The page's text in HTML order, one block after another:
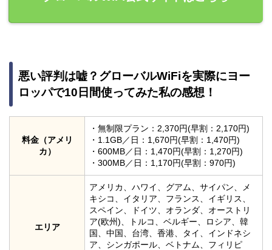
悪い評判は嘘？グローバルWiFiを実際にヨー
ロッパで10日間使ってみた私の感想！
料金（アメリ
カ）
・無制限プラン：2,370円(早割：2,170円)
・1.1GB／日：1,670円(早割：1,470円)
・600MB／日：1,470円(早割：1,270円)
・300MB／日：1,170円(早割：970円)
エリア
アメリカ、ハワイ、グアム、サイパン、メ
キシコ、イタリア、フランス、イギリス、
スペイン、ドイツ、オランダ、オーストリ
ア(欧州)、トルコ、ベルギー、ロシア、韓
国、中国、台湾、香港、タイ、インドネシ
ア、シンガポール、ベトナム、フィリピ